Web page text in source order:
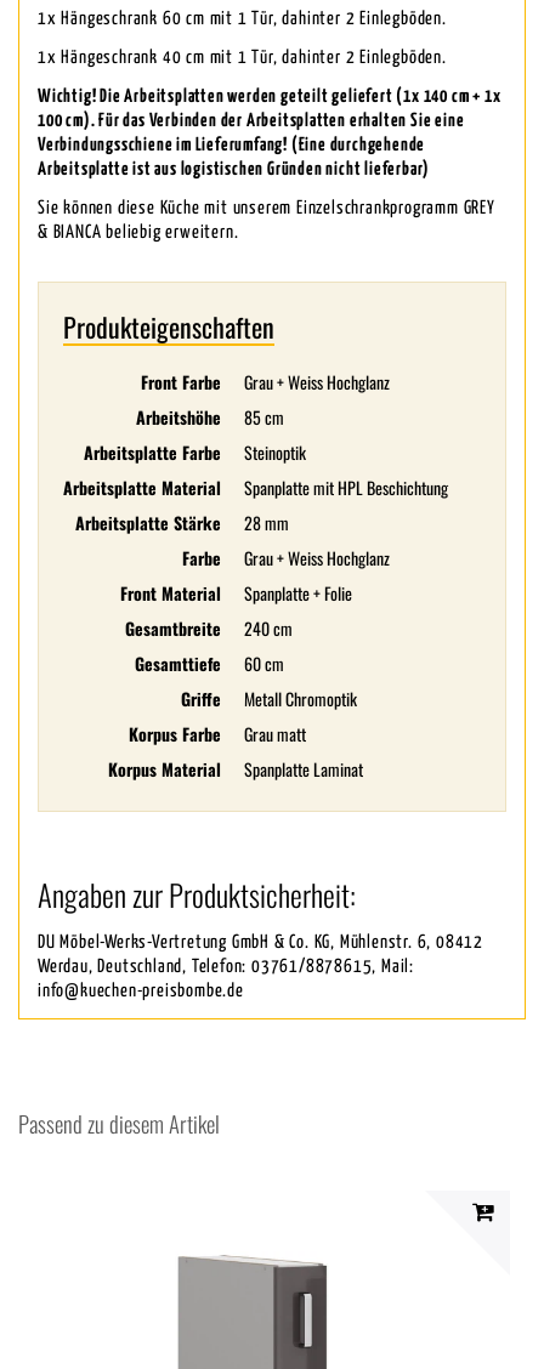
1x Hängeschrank 60 cm mit 1 Tür, dahinter 2 Einlegböden.
1x Hängeschrank 40 cm mit 1 Tür, dahinter 2 Einlegböden.
Wichtig! Die Arbeitsplatten werden geteilt geliefert (1x 140 cm + 1x
100 cm). Für das Verbinden der Arbeitsplatten erhalten Sie eine
Verbindungsschiene im Lieferumfang! (Eine durchgehende
Arbeitsplatte ist aus logistischen Gründen nicht lieferbar)
Sie können diese Küche mit unserem Einzelschrankprogramm GREY
& BIANCA beliebig erweitern.
Produkteigenschaften
Front Farbe
Grau + Weiss Hochglanz
Arbeitshöhe
85 cm
Arbeitsplatte Farbe
Steinoptik
Arbeitsplatte Material
Spanplatte mit HPL Beschichtung
Arbeitsplatte Stärke
28 mm
Farbe
Grau + Weiss Hochglanz
Front Material
Spanplatte + Folie
Gesamtbreite
240 cm
Gesamttiefe
60 cm
Griffe
Metall Chromoptik
Korpus Farbe
Grau matt
Korpus Material
Spanplatte Laminat
Angaben zur Produktsicherheit:
DU Möbel-Werks-Vertretung GmbH & Co. KG, Mühlenstr. 6, 08412
Werdau, Deutschland, Telefon: 03761/8878615, Mail:
info@kuechen-preisbombe.de
Passend zu diesem Artikel